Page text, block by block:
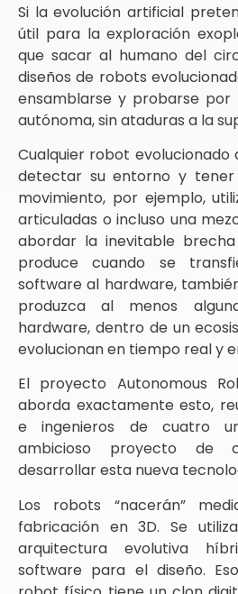
Si la evolución artificial
útil para la exploración
que sacar al humano del
diseños de robots
ensamblarse y probarse
autónoma, sin ataduras a la
Cualquier robot
detectar su entorno y tener
movimiento, por ejemplo,
articuladas o incluso una
abordar la inevitable
produce cuando se
software al hardware,
produzca al menos
hardware, dentro de un
evolucionan en tiempo real y
El proyecto Autonomous
aborda exactamente esto,
e ingenieros de cuatro
ambicioso proyecto de
desarrollar esta nueva
Los robots “nacerán”
fabricación en 3D. Se
arquitectura evolutiva
software para el diseño.